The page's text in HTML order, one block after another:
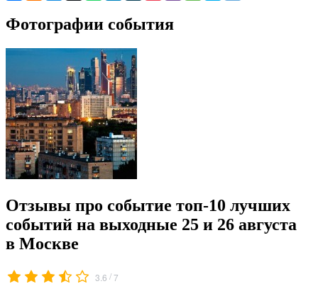
Фотографии события
Отзывы про событие топ-10 лучших
событий на выходные 25 и 26 августа
в Москве
3.6 /7